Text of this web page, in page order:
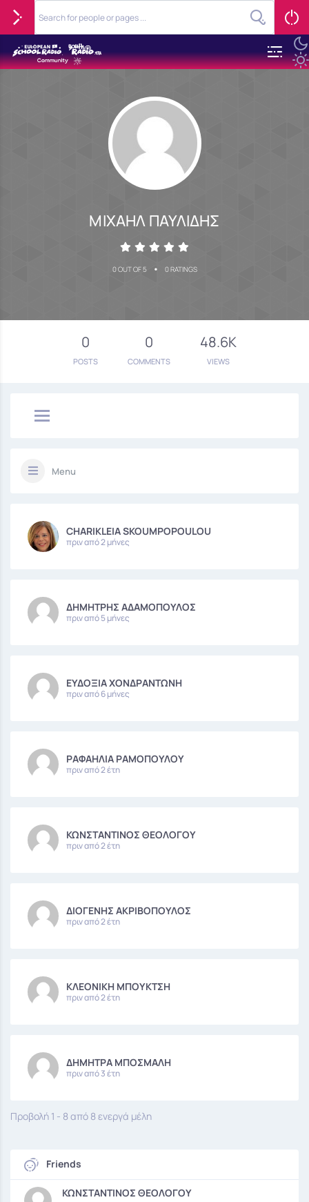
ΜΙΧΑΗΛ ΠΑΥΛΙΔΗΣ
0 OUT OF 5 • 0 RATINGS
0
POSTS
0
COMMENTS
48.6K
VIEWS
Menu
CHARIKLEIA SKOUMPOPOULOU
πριν από 2 μήνες
ΔΗΜΗΤΡΗΣ ΑΔΑΜΟΠΟΥΛΟΣ
πριν από 5 μήνες
ΕΥΔΟΞΙΑ ΧΟΝΔΡΑΝΤΩΝΗ
πριν από 6 μήνες
ΡΑΦΑΗΛΙΑ ΡΑΜΟΠΟΥΛΟΥ
πριν από 2 έτη
ΚΩΝΣΤΑΝΤΙΝΟΣ ΘΕΟΛΟΓΟΥ
πριν από 2 έτη
ΔΙΟΓΕΝΗΣ ΑΚΡΙΒΟΠΟΥΛΟΣ
πριν από 2 έτη
ΚΛΕΟΝΙΚΗ ΜΠΟΥΚΤΣΗ
πριν από 2 έτη
ΔΗΜΗΤΡΑ ΜΠΟΣΜΑΛΗ
πριν από 3 έτη
Προβολή 1 - 8 από 8 ενεργά μέλη
Friends
ΚΩΝΣΤΑΝΤΙΝΟΣ ΘΕΟΛΟΓΟΥ